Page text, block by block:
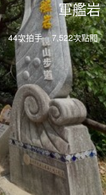
軍艦岩
44次拍手 7,522次點閱